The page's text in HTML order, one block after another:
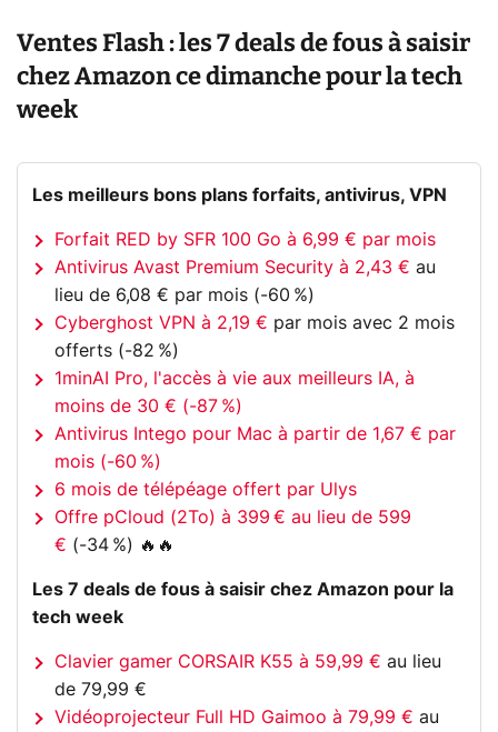
Ventes Flash : les 7 deals de fous à saisir
chez Amazon ce dimanche pour la tech
week
Les meilleurs bons plans forfaits, antivirus, VPN
Forfait RED by SFR 100 Go à 6,99 € par mois
Antivirus Avast Premium Security à 2,43 € au
lieu de 6,08 € par mois (-60 %)
Cyberghost VPN à 2,19 € par mois avec 2 mois
offerts (-82 %)
1minAI Pro, l'accès à vie aux meilleurs IA, à
moins de 30 € (-87 %)
Antivirus Intego pour Mac à partir de 1,67 € par
mois (-60 %)
6 mois de télépéage offert par Ulys
Offre pCloud (2To) à 399 € au lieu de 599
€ (-34 %) 🔥🔥
Les 7 deals de fous à saisir chez Amazon pour la
tech week
Clavier gamer CORSAIR K55 à 59,99 € au lieu
de 79,99 €
Vidéoprojecteur Full HD Gaimoo à 79,99 € au